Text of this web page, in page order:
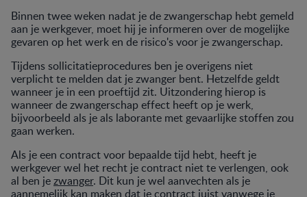
Binnen twee weken nadat je de zwangerschap hebt gemeld
aan je werkgever, moet hij je informeren over de mogelijke
gevaren op het werk en de risico's voor je zwangerschap.
Tijdens sollicitatieprocedures ben je overigens niet
verplicht te melden dat je zwanger bent. Hetzelfde geldt
wanneer je in een proeftijd zit. Uitzondering hierop is
wanneer de zwangerschap effect heeft op je werk,
bijvoorbeeld als je als laborante met gevaarlijke stoffen zou
gaan werken.
Als je een contract voor bepaalde tijd hebt, heeft je
werkgever wel het recht je contract niet te verlengen, ook
al ben jezwanger. Dit kun je wel aanvechten als je
aannemelijk kan maken dat je contract juist vanwege je